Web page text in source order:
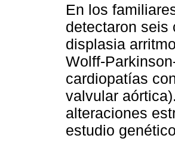
En los
detectaron seis
displasia
Wolff-
cardiopatías
valvular
alteraciones
estudio